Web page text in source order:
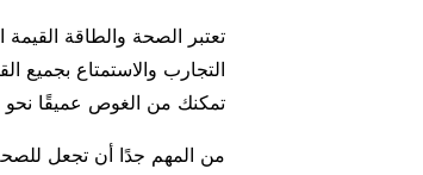
تعتبر الصحة والطاقة
التجارب والاستمتاع بجميع
تمكنك من الغوص عميقًا نحو
من المهم جدًا أن تجعل